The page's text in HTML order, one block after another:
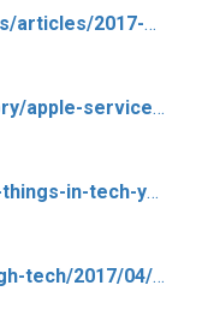
https://www.bloomberg.com/news/articles/2017-04-25/alphabet-s-self-driving-cars-to-get-their-first-real-riders
http://www.marketwatch.com/story/apple-services-likely-to-top-7-billion-this-quarter-2017-04-26
http://uk.businessinsider.com/10-things-in-tech-you-need-to-know-today-april-28-2017-4
http://www.lefigaro.fr/secteur/high-tech/2017/04/28/32001-20170428ARTFIG00179-microsoft-reussit-sa-transition-vers-le-cloud.php#xtor=AL-201